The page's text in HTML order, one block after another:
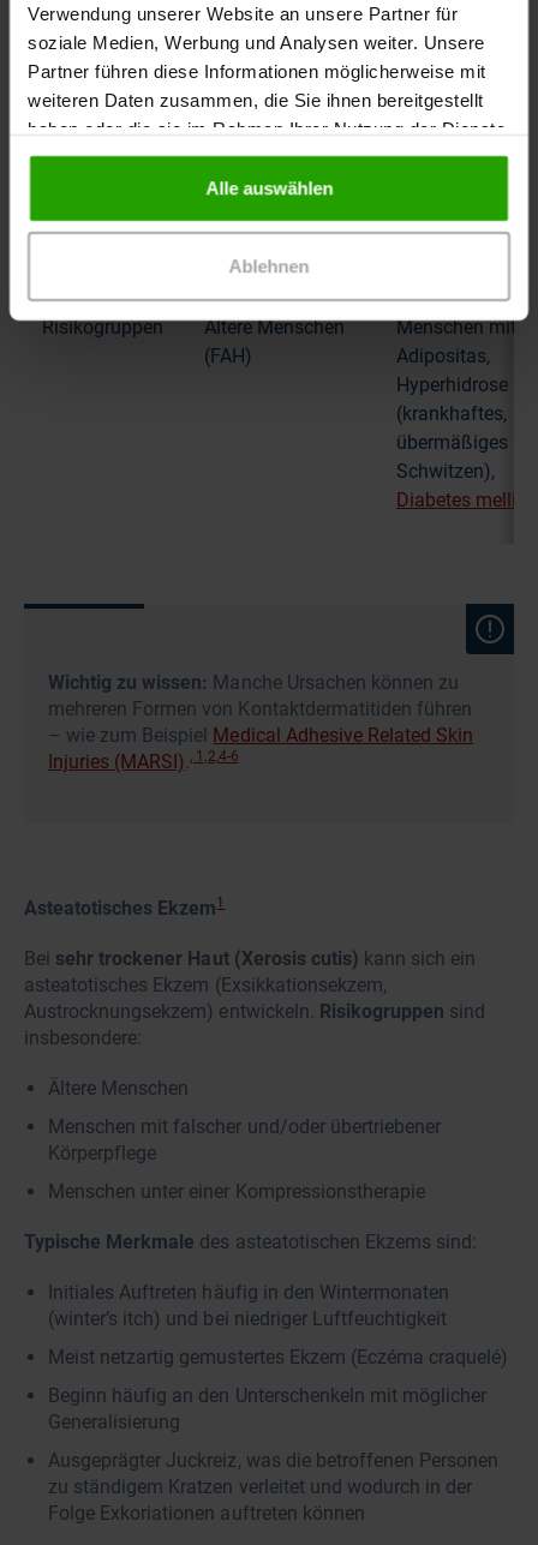
Verwendung unserer Website an unsere Partner für
soziale Medien, Werbung und Analysen weiter. Unsere
Partner führen diese Informationen möglicherweise mit
weiteren Daten zusammen, die Sie ihnen bereitgestellt
haben oder die sie im Rahmen Ihrer Nutzung der Dienste
gesammelt haben.
Alle auswählen
Ablehnen
exponierten
Hautbereich
Primär akuter
Verlauf,
Entwicklung
innerhalb von
Stunden nach
der Exposition
beiden Seiten
der Hautfalte
wie bei einem
Abklatsch
Häufig mit
schmerzhaft
Risikogruppen
Ältere Menschen
(FAH)
Menschen mit
Adipositas,
Hyperhidrose
(krankhaftes,
übermäßiges
Schwitzen),
Diabetes
Wichtig zu wissen: Manche Ursachen können zu
mehreren Formen von Kontaktdermatitiden führen
– wie zum Beispiel Medical Adhesive Related Skin
Injuries (MARSI)., 1,2,4-6
Asteatotisches Ekzem1
Bei sehr trockener Haut (Xerosis cutis) kann sich ein
asteatotisches Ekzem (Exsikkationsekzem,
Austrocknungsekzem) entwickeln. Risikogruppen sind
insbesondere:
Ältere Menschen
Menschen mit falscher und/oder übertriebener
Körperpflege
Menschen unter einer Kompressionstherapie
Typische Merkmale des asteatotischen Ekzems sind:
Initiales Auftreten häufig in den Wintermonaten
(winter’s itch) und bei niedriger Luftfeuchtigkeit
Meist netzartig gemustertes Ekzem (Eczéma craquelé)
Beginn häufig an den Unterschenkeln mit möglicher
Generalisierung
Ausgeprägter Juckreiz, was die betroffenen Personen
zu ständigem Kratzen verleitet und wodurch in der
Folge Exkoriationen auftreten können